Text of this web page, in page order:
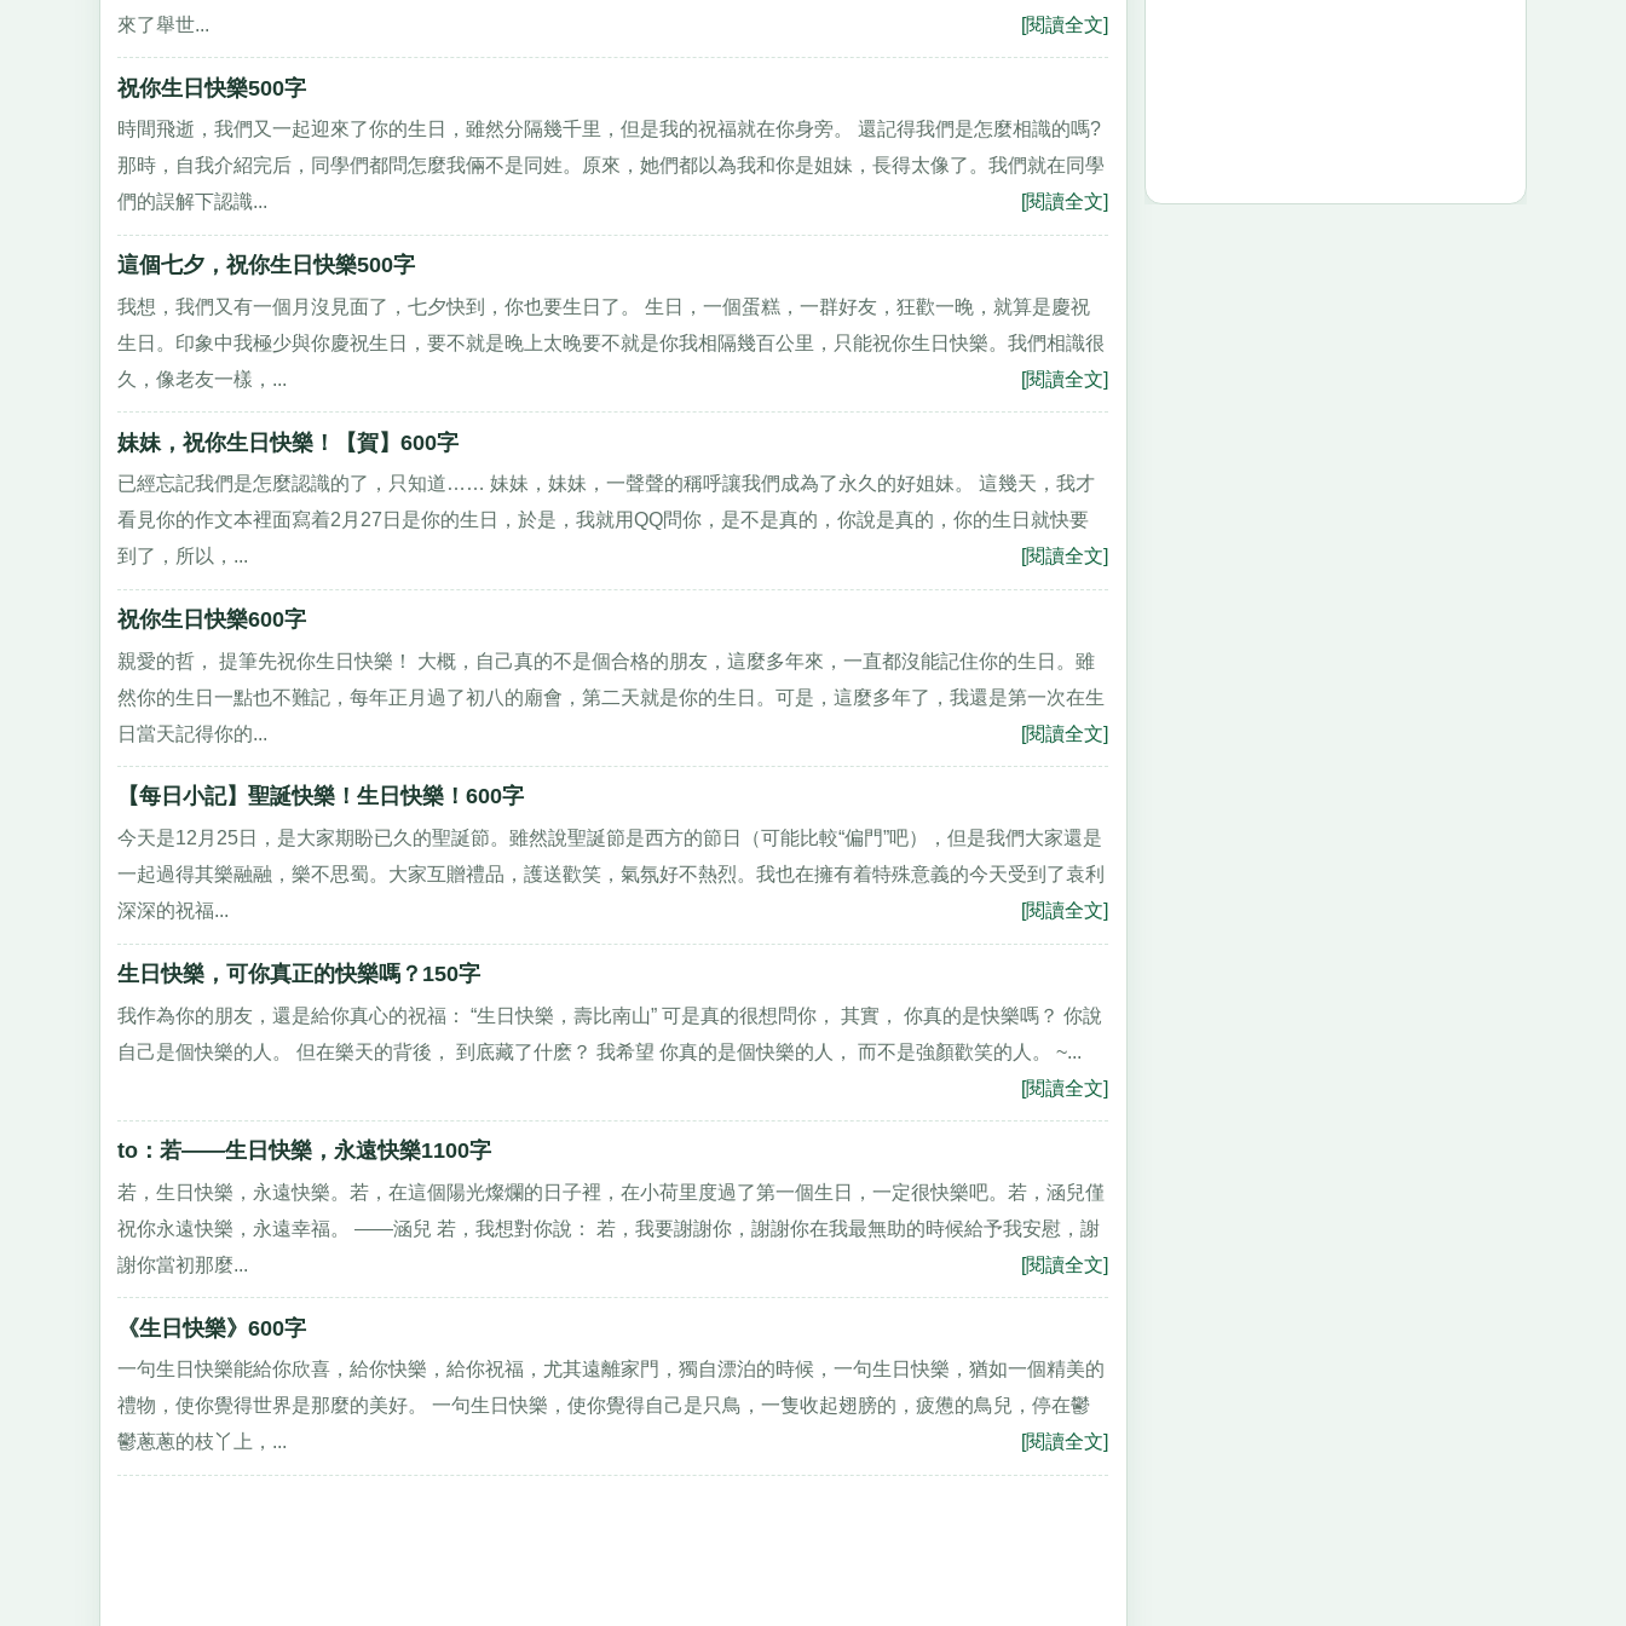
來了舉世...
[閱讀全文]
祝你生日快樂500字
時間飛逝，我們又一起迎來了你的生日，雖然分隔幾千里，但是我的祝福就在你身旁。 還記得我們是怎麼相識的嗎?
那時，自我介紹完后，同學們都問怎麼我倆不是同姓。原來，她們都以為我和你是姐妹，長得太像了。我們就在同學
們的誤解下認識...
[閱讀全文]
這個七夕，祝你生日快樂500字
我想，我們又有一個月沒見面了，七夕快到，你也要生日了。 生日，一個蛋糕，一群好友，狂歡一晚，就算是慶祝
生日。印象中我極少與你慶祝生日，要不就是晚上太晚要不就是你我相隔幾百公里，只能祝你生日快樂。我們相識很
久，像老友一樣，...
[閱讀全文]
妹妹，祝你生日快樂！【賀】600字
已經忘記我們是怎麼認識的了，只知道…… 妹妹，妹妹，一聲聲的稱呼讓我們成為了永久的好姐妹。 這幾天，我才
看見你的作文本裡面寫着2月27日是你的生日，於是，我就用QQ問你，是不是真的，你說是真的，你的生日就快要
到了，所以，...
[閱讀全文]
祝你生日快樂600字
親愛的哲， 提筆先祝你生日快樂！ 大概，自己真的不是個合格的朋友，這麼多年來，一直都沒能記住你的生日。雖
然你的生日一點也不難記，每年正月過了初八的廟會，第二天就是你的生日。可是，這麼多年了，我還是第一次在生
日當天記得你的...
[閱讀全文]
【每日小記】聖誕快樂！生日快樂！600字
今天是12月25日，是大家期盼已久的聖誕節。雖然說聖誕節是西方的節日（可能比較“偏門”吧），但是我們大家還是
一起過得其樂融融，樂不思蜀。大家互贈禮品，護送歡笑，氣氛好不熱烈。我也在擁有着特殊意義的今天受到了袁利
深深的祝福...
[閱讀全文]
生日快樂，可你真正的快樂嗎？150字
我作為你的朋友，還是給你真心的祝福： “生日快樂，壽比南山” 可是真的很想問你， 其實， 你真的是快樂嗎？ 你說
自己是個快樂的人。 但在樂天的背後， 到底藏了什麽？ 我希望 你真的是個快樂的人， 而不是強顏歡笑的人。 ~...
[閱讀全文]
to：若——生日快樂，永遠快樂1100字
若，生日快樂，永遠快樂。若，在這個陽光燦爛的日子裡，在小荷里度過了第一個生日，一定很快樂吧。若，涵兒僅
祝你永遠快樂，永遠幸福。 ——涵兒 若，我想對你說： 若，我要謝謝你，謝謝你在我最無助的時候給予我安慰，謝
謝你當初那麼...
[閱讀全文]
《生日快樂》600字
一句生日快樂能給你欣喜，給你快樂，給你祝福，尤其遠離家門，獨自漂泊的時候，一句生日快樂，猶如一個精美的
禮物，使你覺得世界是那麼的美好。 一句生日快樂，使你覺得自己是只鳥，一隻收起翅膀的，疲憊的鳥兒，停在鬱
鬱蔥蔥的枝丫上，...
[閱讀全文]